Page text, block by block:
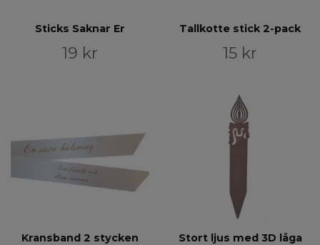
Sticks Saknar Er
19 kr
Tallkotte stick 2-pack
15 kr
Kransband 2 stycken
Stort ljus med 3D låga